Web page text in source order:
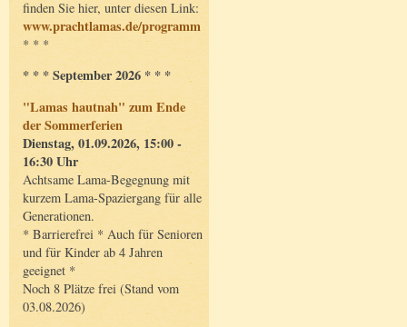
finden Sie hier, unter diesen Link:
www.prachtlamas.de/programm
* * *
* * * September 2026 * * *
"Lamas hautnah" zum Ende
der Sommerferien
Dienstag, 01.09.2026, 15:00 -
16:30 Uhr
Achtsame Lama-Begegnung mit
kurzem Lama-Spaziergang für alle
Generationen.
* Barrierefrei * Auch für Senioren
und für Kinder ab 4 Jahren
geeignet *
Noch 8 Plätze frei (Stand vom
03.08.2026)